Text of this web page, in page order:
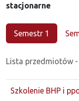
stacjonarne
Semestr 1
Lista przedmiotów
Szkolenie BHP i